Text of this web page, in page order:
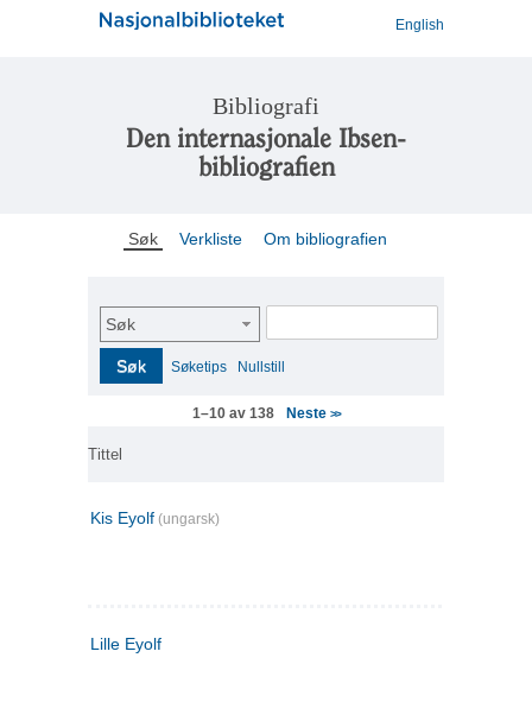
English
Bibliografi
Den internasjonale Ibsen-
bibliografien
Søk Verkliste Om bibliografien
Søk
Søk Søketips Nullstill
1–10 av 138 Neste >>
Tittel
Kis Eyolf (ungarsk)
Lille Eyolf